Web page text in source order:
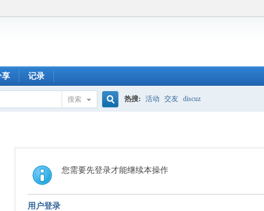
享 记录
搜索
索
热搜: 活动 交友 discuz
您需要先登录才能继续本操作
用户登录